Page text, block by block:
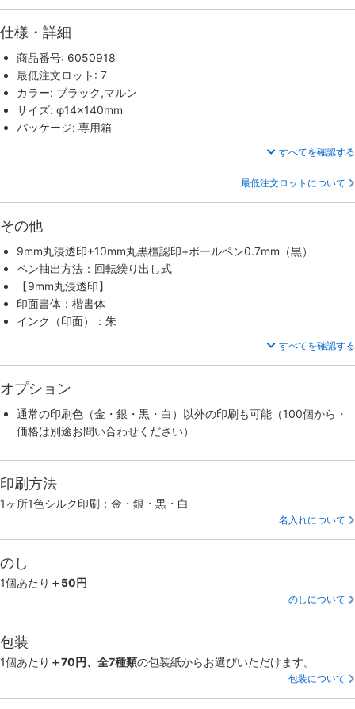
仕様・詳細
商品番号: 6050918
最低注文ロット: 7
カラー: ブラック,マルン
サイズ: φ14×140mm
パッケージ: 専用箱
すべてを確認する
最低注文ロットについて
その他
9mm丸浸透印+10mm丸黒檀認印+ボールペン0.7mm（黒）
ペン抽出方法：回転繰り出し式
【9mm丸浸透印】
印面書体：楷書体
インク（印面）：朱
すべてを確認する
オプション
通常の印刷色（金・銀・黒・白）以外の印刷も可能（100個から・
価格は別途お問い合わせください）
印刷方法
1ヶ所1色シルク印刷：金・銀・黒・白
名入れについて
のし
1個あたり ＋50円
のしについて
包装
1個あたり ＋70円、全7種類の包装紙からお選びいただけます。
包装について